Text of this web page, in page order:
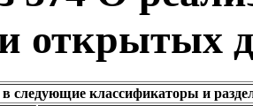
открытых
в следующие классификаторы и